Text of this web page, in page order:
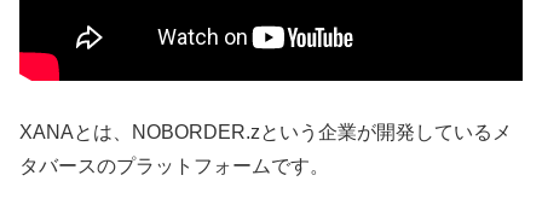
XANAとは、NOBORDER.zという企業が開発しているメ
タバースのプラットフォームです。